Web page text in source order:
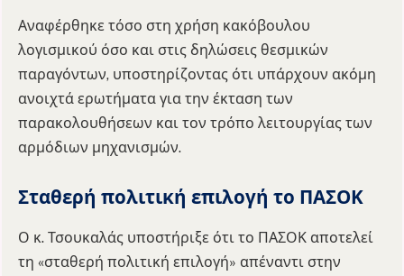
Αναφέρθηκε τόσο στη χρήση κακόβουλου
λογισμικού όσο και στις δηλώσεις θεσμικών
παραγόντων, υποστηρίζοντας ότι υπάρχουν ακόμη
ανοιχτά ερωτήματα για την έκταση των
παρακολουθήσεων και τον τρόπο λειτουργίας των
αρμόδιων μηχανισμών.
Σταθερή πολιτική επιλογή το ΠΑΣΟΚ
Ο κ. Τσουκαλάς υποστήριξε ότι το ΠΑΣΟΚ αποτελεί
τη «σταθερή πολιτική επιλογή» απέναντι στην